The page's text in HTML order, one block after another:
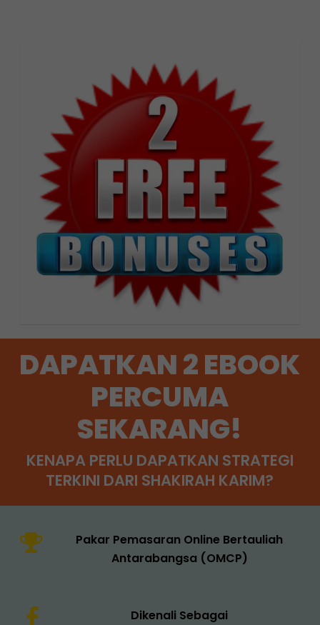
DAPATKAN 2 EBOOK
PERCUMA
SEKARANG!
KENAPA PERLU DAPATKAN STRATEGI
TERKINI DARI SHAKIRAH KARIM?
Pakar Pemasaran Online Bertauliah
Antarabangsa (OMCP)
Dikenali Sebagai